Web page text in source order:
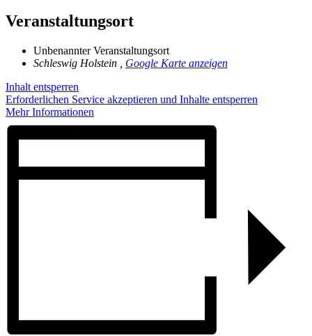
Veranstaltungsort
Unbenannter Veranstaltungsort
Schleswig Holstein
Google Karte anzeigen
Inhalt entsperren
Erforderlichen Service akzeptieren und Inhalte entsperren
Mehr Informationen